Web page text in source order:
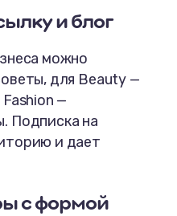
и блог
можно
для Beauty —
—
Подписка на
и дает
с формой